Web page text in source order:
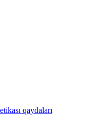
qaydaları